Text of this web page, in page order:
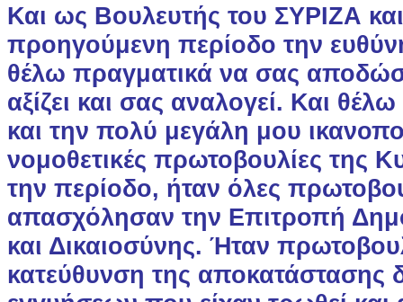
Και ως Βουλευτής του ΣΥΡΙΖΑ
προηγούμενη περίοδο την
θέλω πραγματικά να σας
αξίζει και σας αναλογεί. Και
και την πολύ μεγάλη μου
νομοθετικές πρωτοβουλίες της
την περίοδο, ήταν όλες
απασχόλησαν την Επιτροπή
και Δικαιοσύνης. Ήταν
κατεύθυνση της αποκατάστασης